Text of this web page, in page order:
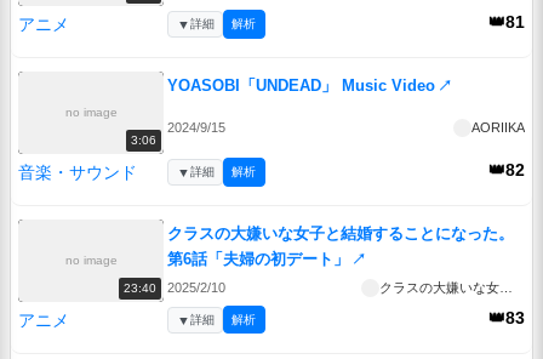
アニメ 👑81
▼詳細 解析
no image
3:06
YOASOBI「UNDEAD」 Music Video ↗
2024/9/15 AORIIKA
音楽・サウンド 👑82
▼詳細 解析
no image
23:40
クラスの大嫌いな女子と結婚することになった。
第6話「夫婦の初デート」
↗
2025/2/10 クラスの大嫌いな女子と結婚することになった。
アニメ 👑83
▼詳細 解析